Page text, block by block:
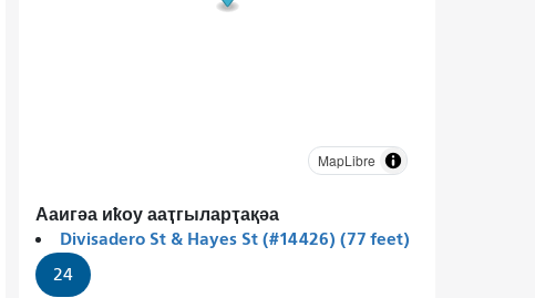
MapLibre
Ааигәа иҟоу ааҭгыларҭақәа
Divisadero St & Hayes St (#14426) (77 feet)
24